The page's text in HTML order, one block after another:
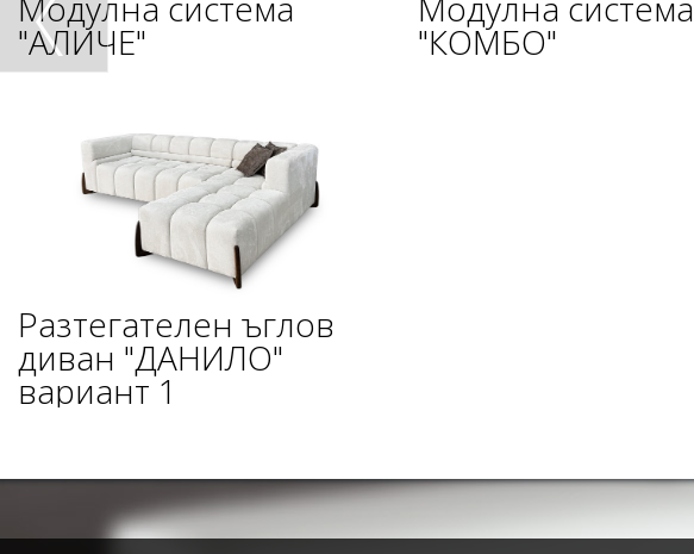
"АЛИЧЕ" "КОМБО"
Разтегателен ъглов
диван "ДАНИЛО"
вариант 1